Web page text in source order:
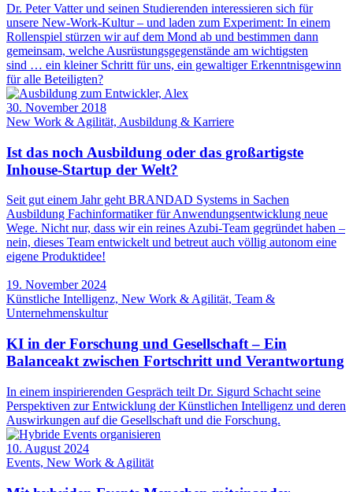
Dr. Peter Vatter und seinen Studierenden interessieren sich für
unsere New-Work-Kultur – und laden zum Experiment: In einem
Rollenspiel stürzen wir auf dem Mond ab und bestimmen dann
gemeinsam, welche Ausrüstungsgegenstände am wichtigsten
sind … ein kleiner Schritt für uns, ein gewaltiger Erkenntnisgewinn
für alle Beteiligten?
30. November 2018
New Work & Agilität, Ausbildung & Karriere
Ist das noch Ausbildung oder das großartigste
Inhouse-Startup der Welt?
Seit gut einem Jahr geht BRANDAD Systems in Sachen
Ausbildung Fachinformatiker für Anwendungsentwicklung neue
Wege. Nicht nur, dass wir ein reines Azubi-Team gegründet haben –
nein, dieses Team entwickelt und betreut auch völlig autonom eine
eigene Produktidee!
19. November 2024
Künstliche Intelligenz, New Work & Agilität, Team &
Unternehmenskultur
KI in der Forschung und Gesellschaft – Ein
Balanceakt zwischen Fortschritt und Verantwortung
In einem inspirierenden Gespräch teilt Dr. Sigurd Schacht seine
Perspektiven zur Entwicklung der Künstlichen Intelligenz und deren
Auswirkungen auf die Gesellschaft und die Forschung.
10. August 2024
Events, New Work & Agilität